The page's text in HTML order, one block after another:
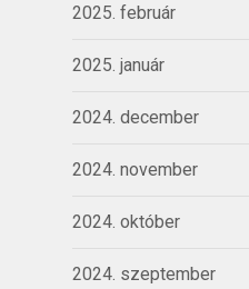
2025. február
2025. január
2024. december
2024. november
2024. október
2024. szeptember